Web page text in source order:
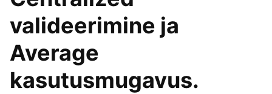
valideerimine ja
Average
kasutusmugavus.